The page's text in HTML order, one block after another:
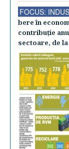
FOCUS:
bere în
contribuţie
sectoare, de